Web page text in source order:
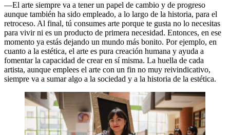
—El arte siempre va a tener un papel de cambio y de progreso
aunque también ha sido empleado, a lo largo de la historia, para el
retroceso. Al final, tú consumes arte porque te gusta no lo necesitas
para vivir ni es un producto de primera necesidad. Entonces, en ese
momento ya estás dejando un mundo más bonito. Por ejemplo, en
cuanto a la estética, el arte es pura creación humana y ayuda a
fomentar la capacidad de crear en sí misma. La huella de cada
artista, aunque emplees el arte con un fin no muy reivindicativo,
siempre va a sumar algo a la sociedad y a la historia de la estética.